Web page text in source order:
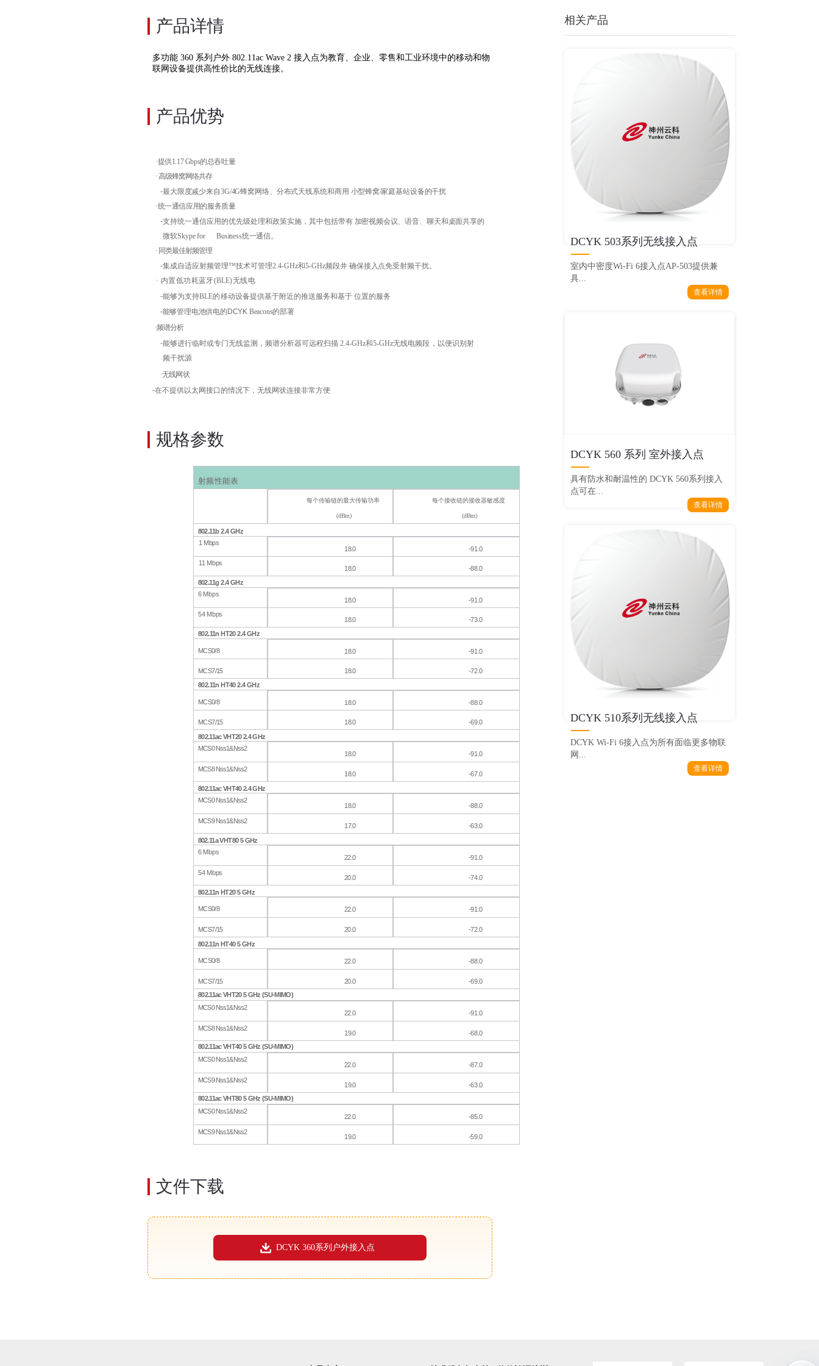
产品详情
多功能 360 系列户外 802.11ac Wave 2 接入点为教育、企业、零售和工业环境中的移动和物
联网设备提供高性价比的无线连接。
产品优势
·提供1.17 Gbps的总吞吐量
·高级蜂窝网络共存
-最大限度减少来自3G/4G蜂窝网络、分布式天线系统和商用 小型蜂窝/家庭基站设备的干扰
·统一通信应用的服务质量
-支持统一通信应用的优先级处理和政策实施，其中包括带有 加密视频会议、语音、聊天和桌面共享的
微软Skype for Business统一通信。
· 同类最佳射频管理
-集成自适应射频管理™技术可管理2.4-GHz和5-GHz频段并 确保接入点免受射频干扰。
· 内置低功耗蓝牙(BLE)无线电
-能够为支持BLE的移动设备提供基于附近的推送服务和基于 位置的服务
-能够管理电池供电的 DCYK Beacons的部署
·频谱分析
-能够进行临时或专门无线监测，频谱分析器可远程扫描 2.4-GHz和5-GHz无线电频段，以便识别射
频干扰源
·无线网状
-在不提供以太网接口的情况下，无线网状连接非常方便
规格参数
射频性能表
每个传输链的最大传输功率
(dBm)
每个接收链的接收器敏感度
(dBm)
802.11b 2.4 GHz
1Mbps
18.0 -91.0
11 Mbps
18.0 -88.0
802.11g 2.4 GHz
6Mbps
18.0 -91.0
54 Mbps
18.0 -73.0
802.11n HT20 2.4 GHz
MCS0/8 18.0 -91.0
MCS7/15 18.0 -72.0
802.11n HT40 2.4 GHz
MCS0/8 1 8.0 -88.0
MCS7/15 18.0 -69.0
802.11ac VHT20 2.4GHz
MCS0Nss1&Nss2
1 8.0 -91.0
MCS8Nss1&Nss2
18.0 -67.0
802.11ac VHT40 2.4GHz
MCS0Nss1&Nss2
1 8.0 -88.0
MCS9Nss1&Nss2
17.0 -63.0
802.11a VHT80 5 GHz
6Mbps
22.0 -91.0
54 Mbps
20.0 -74.0
802.11n HT20 5 GHz
MCS0/8 22.0 -91.0
MCS7/15 20.0 -72.0
802.11n HT40 5 GHz
MCS0/8 22.0 -88.0
MCS7/15 20.0 -69.0
802.11ac VHT20 5 GHz (SU-MIMO)
MCS0Nss1&Nss2
22.0 -91.0
MCS8Nss1&Nss2
19.0 -68.0
802.11ac VHT40 5 GHz (SU-MIMO)
MCS0Nss1&Nss2
22.0 -87.0
MCS9Nss1&Nss2
19.0 -63.0
802.11ac VHT80 5 GHz (SU-MIMO)
MCS0Nss1&Nss2
22.0 -85.0
MCS9Nss1&Nss2
1 9.0 -59.0
文件下载
DCYK 360系列户外接入点
相关产品
DCYK 503系列无线接入点
室内中密度Wi-Fi 6接入点AP-503提供兼
具...
查看详情
DCYK 560 系列 室外接入点
具有防水和耐温性的 DCYK 560系列接入
点可在...
查看详情
DCYK 510系列无线接入点
DCYK Wi-Fi 6接入点为所有面临更多物联
网...
查看详情